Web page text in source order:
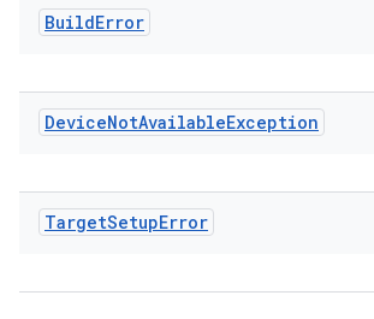
BuildError
DeviceNotAvailableException
TargetSetupError